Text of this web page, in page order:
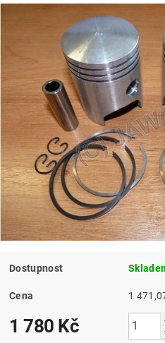
Dostupnost
Cena
1 780 Kč